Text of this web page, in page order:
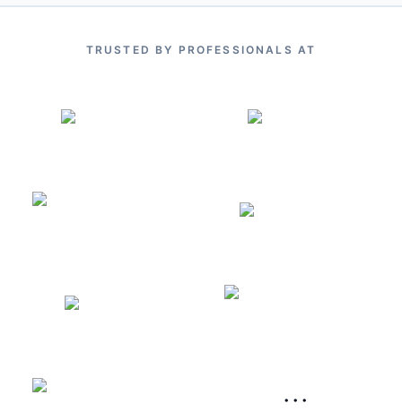
TRUSTED BY PROFESSIONALS AT
···